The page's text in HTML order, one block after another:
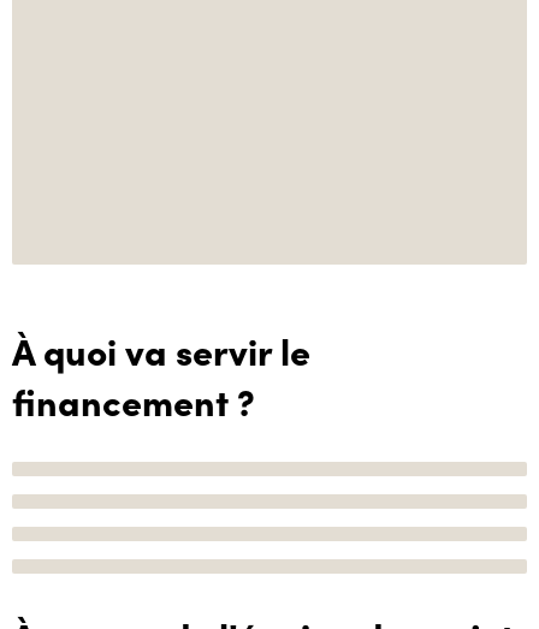
À quoi va servir le
financement ?